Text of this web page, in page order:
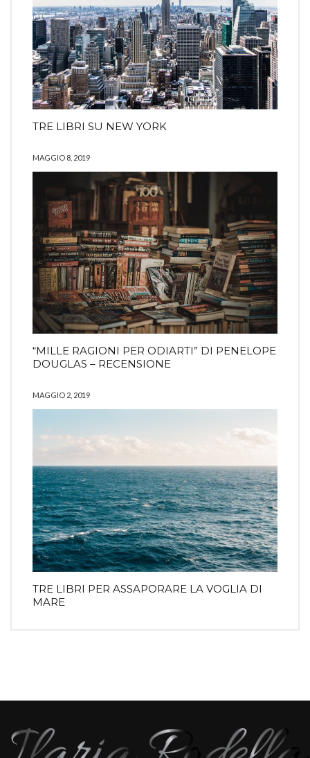
TRE LIBRI SU NEW YORK
MAGGIO 8, 2019
“MILLE RAGIONI PER ODIARTI” DI PENELOPE
DOUGLAS – RECENSIONE
MAGGIO 2, 2019
TRE LIBRI PER ASSAPORARE LA VOGLIA DI
MARE